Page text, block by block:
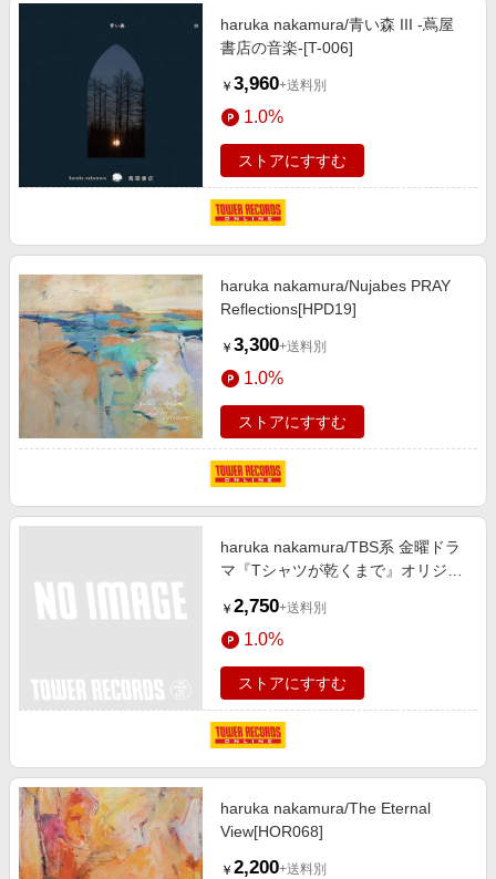
haruka nakamura/青い森 III -蔦屋
書店の音楽-[T-006]
￥ 3,960+送料別
1.0%
ストアにすすむ
haruka nakamura/Nujabes PRAY
Reflections[HPD19]
￥ 3,300+送料別
1.0%
ストアにすすむ
haruka nakamura/TBS系 金曜ドラ
マ『Tシャツが乾くまで』オリジナ
￥ 2,750+送料別
1.0%
ストアにすすむ
haruka nakamura/The Eternal
View[HOR068]
￥ 2,200+送料別